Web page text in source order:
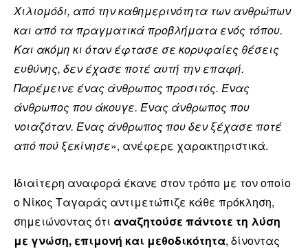
Χιλιομόδι, από την καθημερινότητα των ανθρώπων
και από τα πραγματικά προβλήματα ενός τόπου.
Και ακόμη κι όταν έφτασε σε κορυφαίες θέσεις
ευθύνης, δεν έχασε ποτέ αυτή την επαφή.
Παρέμεινε ένας άνθρωπος προσιτός. Ένας
άνθρωπος που άκουγε. Ένας άνθρωπος που
νοιαζόταν. Ένας άνθρωπος που δεν ξέχασε ποτέ
από πού ξεκίνησε», ανέφερε χαρακτηριστικά.
Ιδιαίτερη αναφορά έκανε στον τρόπο με τον οποίο
ο Νίκος Ταγαράς αντιμετώπιζε κάθε πρόκληση,
σημειώνοντας ότι αναζητούσε πάντοτε τη λύση
με γνώση, επιμονή και μεθοδικότητα, δίνοντας